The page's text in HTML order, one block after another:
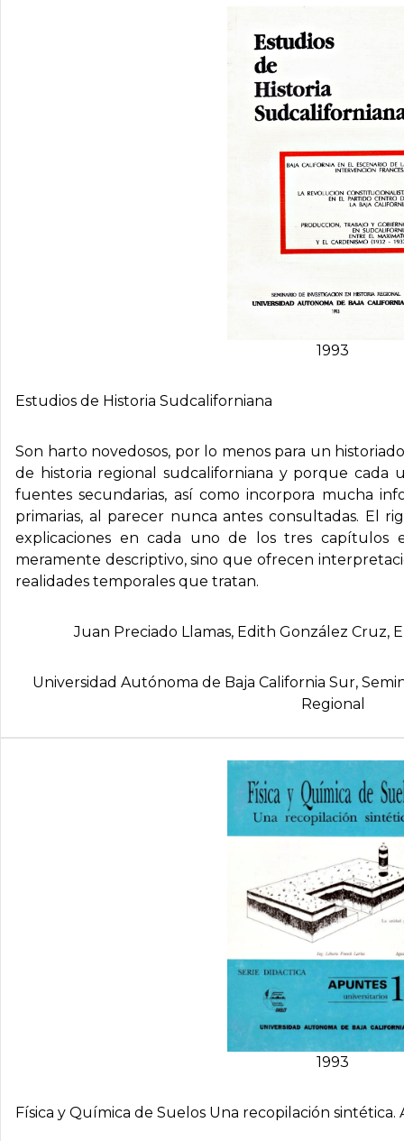
1993
Estudios de Historia Sudcaliforniana
Son harto novedosos, por lo menos para un
de historia regional sudcaliforniana y porque cada
fuentes secundarias, así como incorpora mucha
primarias, al parecer nunca antes consultadas. El
explicaciones en cada uno de los tres capítulos
meramente descriptivo, sino que ofrecen
realidades temporales que tratan.
Juan Preciado Llamas, Edith González Cruz,
Universidad Autónoma de Baja California Sur,
Regional
1993
Fí­sica y Quí­mica de Suelos Una recopilación